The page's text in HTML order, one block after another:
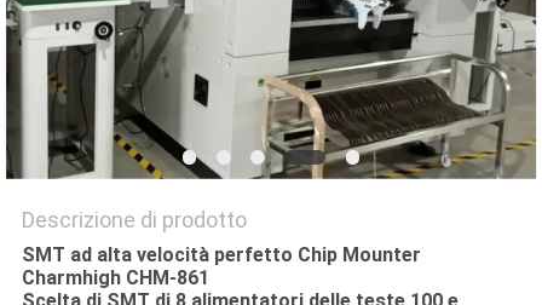
Descrizione di prodotto
SMT ad alta velocità perfetto Chip Mounter
Charmhigh CHM-861